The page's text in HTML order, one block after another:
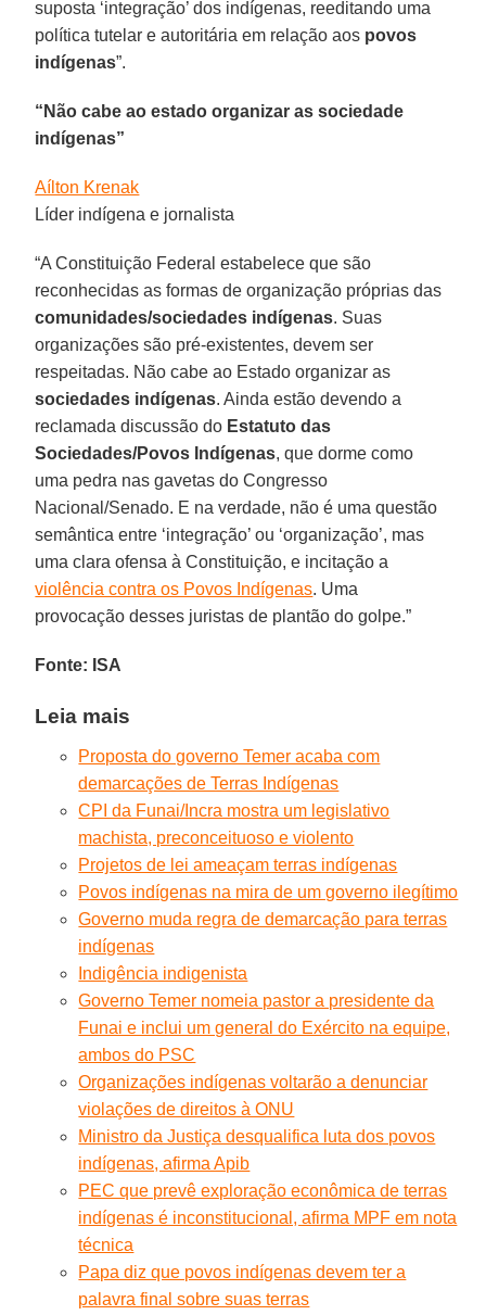
suposta ‘integração’ dos indígenas, reeditando uma
política tutelar e autoritária em relação aos povos
indígenas”.
“Não cabe ao estado organizar as sociedade
indígenas”
Aílton Krenak
Líder indígena e jornalista
“A Constituição Federal estabelece que são
reconhecidas as formas de organização próprias das
comunidades/sociedades indígenas. Suas
organizações são pré-existentes, devem ser
respeitadas. Não cabe ao Estado organizar as
sociedades indígenas. Ainda estão devendo a
reclamada discussão do Estatuto das
Sociedades/Povos Indígenas, que dorme como
uma pedra nas gavetas do Congresso
Nacional/Senado. E na verdade, não é uma questão
semântica entre ‘integração’ ou ‘organização’, mas
uma clara ofensa à Constituição, e incitação a
violência contra os Povos Indígenas. Uma
provocação desses juristas de plantão do golpe.”
Fonte: ISA
Leia mais
Proposta do governo Temer acaba com
demarcações de Terras Indígenas
CPI da Funai/Incra mostra um legislativo
machista, preconceituoso e violento
Projetos de lei ameaçam terras indígenas
Povos indígenas na mira de um governo ilegítimo
Governo muda regra de demarcação para terras
indígenas
Indigência indigenista
Governo Temer nomeia pastor a presidente da
Funai e inclui um general do Exército na equipe,
ambos do PSC
Organizações indígenas voltarão a denunciar
violações de direitos à ONU
Ministro da Justiça desqualifica luta dos povos
indígenas, afirma Apib
PEC que prevê exploração econômica de terras
indígenas é inconstitucional, afirma MPF em nota
técnica
Papa diz que povos indígenas devem ter a
palavra final sobre suas terras